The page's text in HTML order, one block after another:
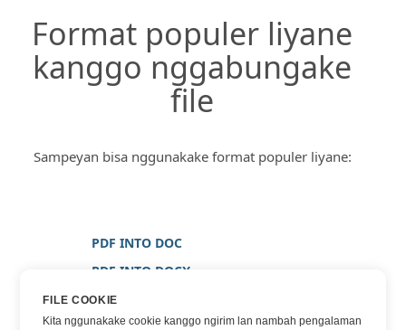
Format populer liyane
kanggo nggabungake
file
Sampeyan bisa nggunakake format populer liyane:
PDF INTO DOC
PDF INTO DOCX
PDF INTO GAMBAR
FILE COOKIE
Kita nggunakake cookie kanggo ngirim lan nambah pengalaman